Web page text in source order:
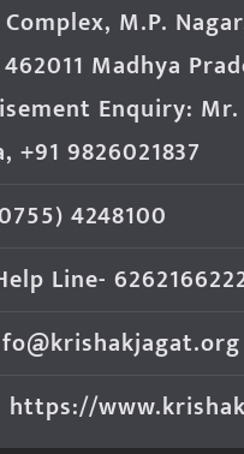
M.P.
Madhya
Enquiry: Mr.
+91 9826021837
4248100
Line-
https://